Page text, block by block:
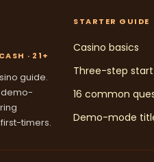
· 21+
guide.
demo-
timers.
STARTER GUIDE
Casino basics
Three-step start
16 common
Demo-mode